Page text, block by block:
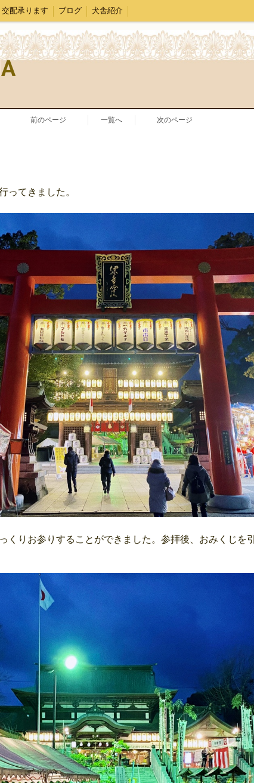
交配承ります ブログ 犬舎紹介
前のページ 一覧へ 次のページ
ってきました。
くりお参りすることができました。参拝後、おみくじを